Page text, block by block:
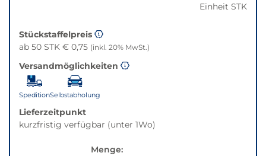
Filter
auf
die
beste
Alternative
der
gewünschten
Einheit STK
Stückstaffelpreis
ab 50 STK € 0,75 (inkl. 20% MwSt.)
Versandmöglichkeiten
SpeditionSelbstabholung
Lieferzeitpunkt
kurzfristig verfügbar (unter 1Wo)
Menge: